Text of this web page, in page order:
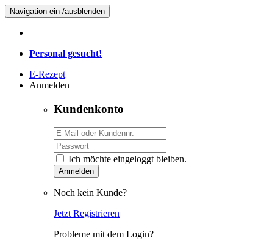
Navigation ein-/ausblenden
Personal gesucht!
E-Rezept
Anmelden
Kundenkonto
Ich möchte eingeloggt bleiben.
Anmelden
Noch kein Kunde?
Jetzt Registrieren
Probleme mit dem Login?